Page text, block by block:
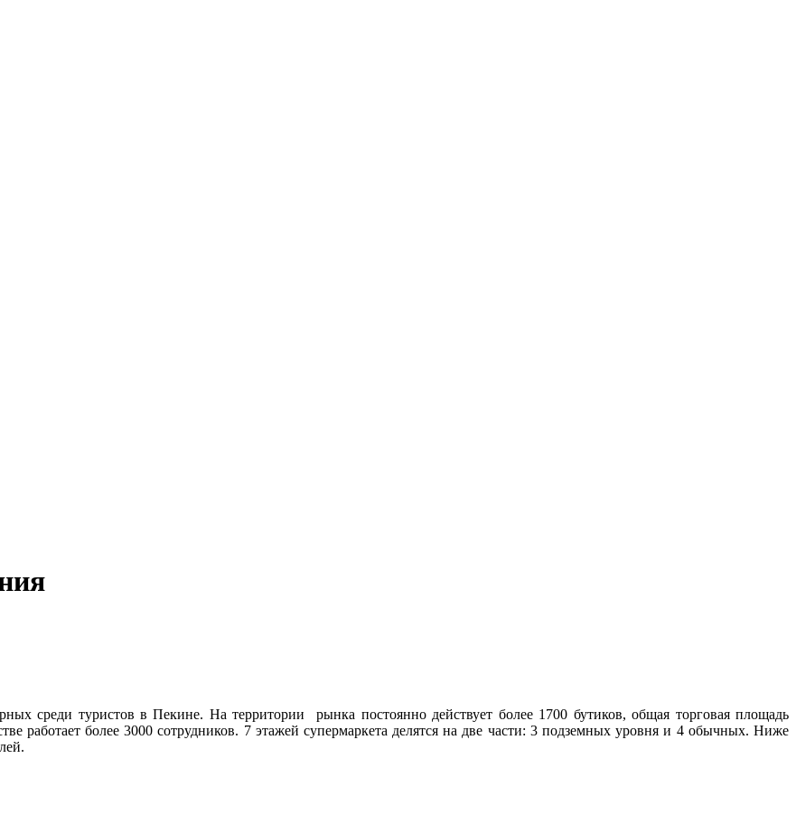
среди туристов в Пекине. На территории рынка постоянно действует более 1700 бутиков, общая торговая площадь
работает более 3000 сотрудников. 7 этажей супермаркета делятся на две части: 3 подземных уровня и 4 обычных. Ниже